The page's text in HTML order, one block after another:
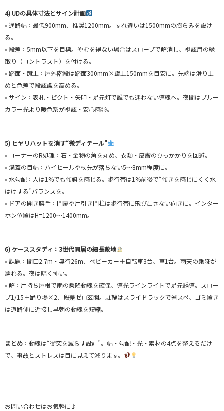
4) UDの具体寸法とサイン計画
• 通路幅：最低900mm、推奨1200mm。すれ違いは1500mmの膨らみを設け
る。
• 段差：5mm以下を目標。やむを得ない場合はスロープで解消し、視認用の縁
取り（コントラスト）を付ける。
• 踏面・蹴上：屋外階段は踏面300mm×蹴上150mmを目安に。先端は滑り止
めと色差で段認識を高める。
• サイン：表札・ピクト・矢印・足元灯で誰でも迷わない導線へ。夜間はブルー
カラー光より暖色系が視認・安心感◎。
5) ヒヤリハットを消す“微ディテール”
• コーナーのR処理：石・金物の角を丸め、衣類・皮膚のひっかかりを回避。
• 溝蓋の目幅：ハイヒールや杖先が落ちない5〜8mm程度に。
• 水勾配：人は1%でも傾斜を感じる。歩行帯は1%前後で“傾きを感じにくく水
はけする”バランスを。
• ドアの開き勝手：門扉や片引き門柱は歩行帯に飛び出さない向きに。インター
ホン位置はH=1200〜1400mm。
6) ケーススタディ：3世代同居の細長敷地
• 課題：間口2.7m・奥行26m、ベビーカー＋自転車3台、車1台。雨天の乗降が
濡れる。夜は暗く怖い。
• 解：片持ち屋根で雨の乗降動線を確保、導光ラインライトで足元誘導。スロー
プ1/15＋踊り場×2、段差ゼロ玄関。駐輪はスライドラックで省スペ、ゴミ置き
は道路側に近接し早朝の動線を短縮。
まとめ ：動線は“衝突を減らす設計”。幅・勾配・光・素材の4点を整えるだけ
で、事故とストレスは目に見えて減ります。
お問い合わせはお気軽に♪